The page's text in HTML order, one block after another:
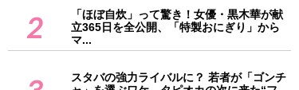
2
「ほぼ自炊」って驚き！女優・黒木華が献
立365日を全公開、「特製おにぎり」から
マ...
スタバの強力ライバルに？ 若者が「ゴンチ